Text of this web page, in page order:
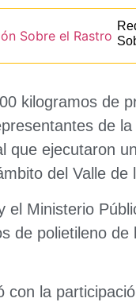
kilogramos de
de
que ejecutaron
del Valle
el Ministerio
de polietileno
con la